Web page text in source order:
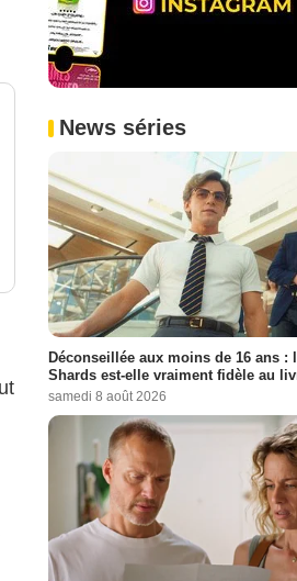
News séries
Déconseillée aux moins de 16 ans :
Shards est-elle vraiment fidèle au
samedi 8 août 2026